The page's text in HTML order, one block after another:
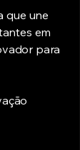
que une
em
para